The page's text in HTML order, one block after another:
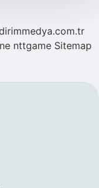
nttgame Sitemap